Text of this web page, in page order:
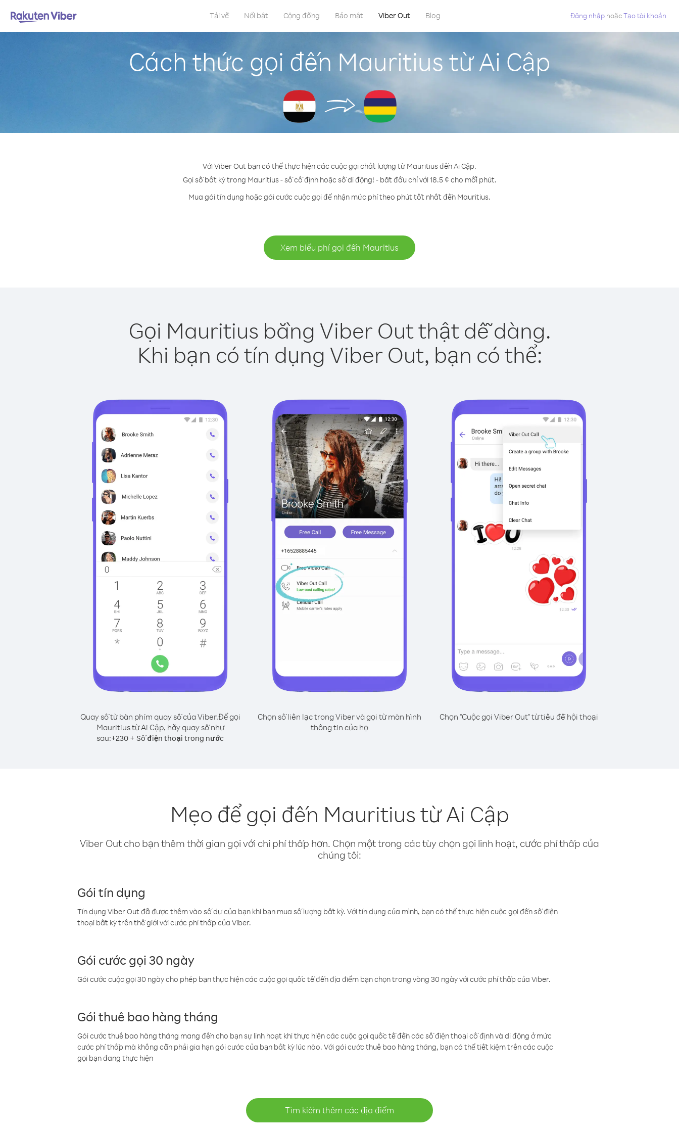
Tải về Nổi bật Cộng đồng Bảo mật Viber Out Blog Đăng nhập hoặcTạo tài khoản
Cách thức gọi đến Mauritius từ Ai Cập
Với Viber Out bạn có thể thực hiện các cuộc gọi chất lượng từ Mauritius đến Ai Cập.
Gọi số bất kỳ trong Mauritius - số cố định hoặc số di động! - bắt đầu chỉ với 18.5 ¢ cho mỗi phút.
Mua gói tín dụng hoặc gói cước cuộc gọi để nhận mức phí theo phút tốt nhất đến Mauritius.
Xem biểu phí gọi đến Mauritius
Gọi Mauritius bằng Viber Out thật dễ dàng.
Khi bạn có tín dụng Viber Out, bạn có thể:
Quay số từ bàn phím quay số của Viber.Để gọi
Mauritius từ Ai Cập, hãy quay số như
sau:+230 + Số điện thoại trong nước
Chọn số liên lạc trong Viber và gọi từ màn hình
thông tin của họ
Chọn "Cuộc gọi Viber Out" từ tiêu đề hội thoại
Mẹo để gọi đến Mauritius từ Ai Cập
Viber Out cho bạn thêm thời gian gọi với chi phí thấp hơn. Chọn một trong các tùy chọn gọi linh hoạt, cước phí thấp của
chúng tôi:
Gói tín dụng
Tín dụng Viber Out đã được thêm vào số dư của bạn khi bạn mua số lượng bất kỳ. Với tín dụng của mình, bạn có thể thực hiện cuộc gọi đến số điện
thoại bất kỳ trên thế giới với cước phí thấp của Viber.
Gói cước gọi 30 ngày
Gói cước cuộc gọi 30 ngày cho phép bạn thực hiện các cuộc gọi quốc tế đến địa điểm bạn chọn trong vòng 30 ngày với cước phí thấp của Viber.
Gói thuê bao hàng tháng
Gói cước thuê bao hàng tháng mang đến cho bạn sự linh hoạt khi thực hiện các cuộc gọi quốc tế đến các số điện thoại cố định và di động ở mức
cước phí thấp mà không cần phải gia hạn gói cước của bạn bất kỳ lúc nào. Với gói cước thuê bao hàng tháng, bạn có thể tiết kiệm trên các cuộc
gọi bạn đang thực hiện
Tìm kiếm thêm các địa điểm